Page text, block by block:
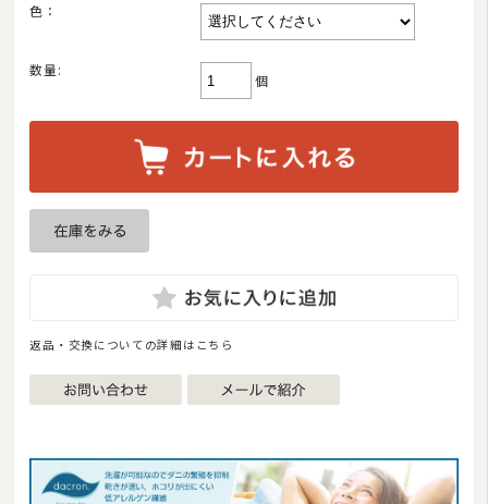
色：
数量:
個
返品・交換についての詳細はこちら